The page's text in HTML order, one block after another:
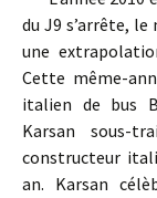
du J9 s’arrête,
une
Cette même-
italien de bus
Karsan sous-
constructeur
an. Karsan